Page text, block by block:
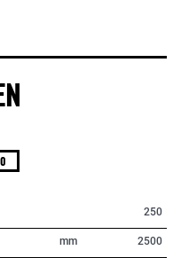
250
mm 2500